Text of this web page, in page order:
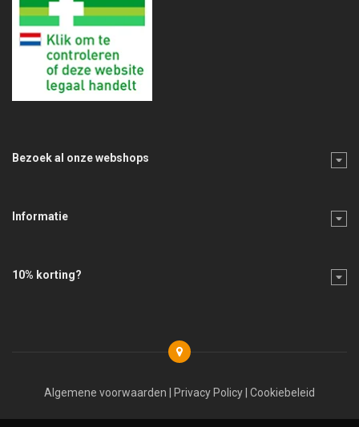
Bezoek al onze webshops
Informatie
10% korting?
Algemene voorwaarden Privacy Policy Cookiebeleid